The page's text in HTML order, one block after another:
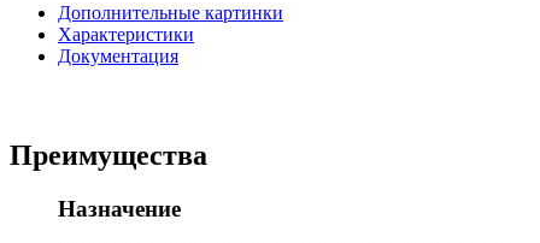
Дополнительные картинки
Характеристики
Документация
Преимущества
Назначение